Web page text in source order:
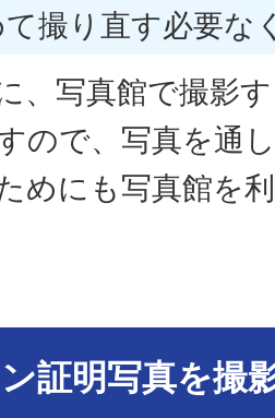
て撮り直す必要
、写真館で撮影
ので、写真を通
めにも写真館を
証明写真を撮